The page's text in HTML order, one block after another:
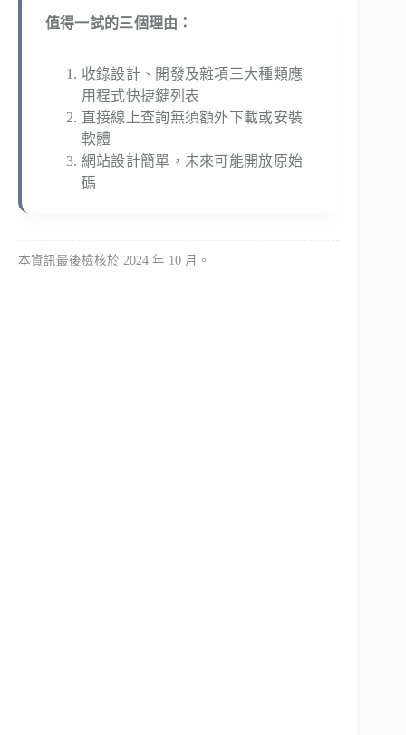
值得一試的三個理由：
收錄設計、開發及雜項三大種類應
用程式快捷鍵列表
直接線上查詢無須額外下載或安裝
軟體
網站設計簡單，未來可能開放原始
碼
本資訊最後檢核於 2024 年 10 月。